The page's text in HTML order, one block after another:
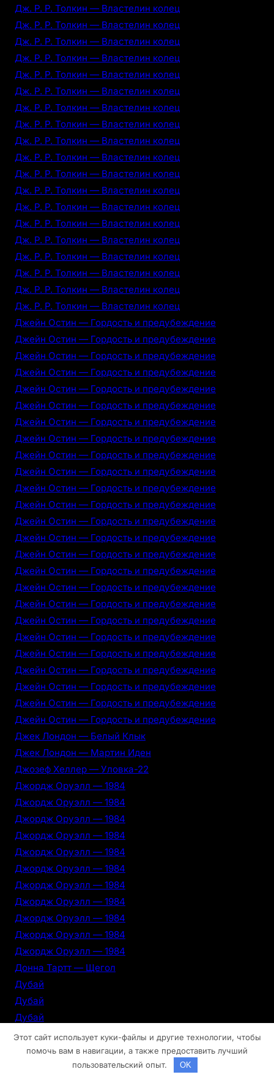
Дж. Р. Р. Толкин — Властелин колец
Дж. Р. Р. Толкин — Властелин колец
Дж. Р. Р. Толкин — Властелин колец
Дж. Р. Р. Толкин — Властелин колец
Дж. Р. Р. Толкин — Властелин колец
Дж. Р. Р. Толкин — Властелин колец
Дж. Р. Р. Толкин — Властелин колец
Дж. Р. Р. Толкин — Властелин колец
Дж. Р. Р. Толкин — Властелин колец
Дж. Р. Р. Толкин — Властелин колец
Дж. Р. Р. Толкин — Властелин колец
Дж. Р. Р. Толкин — Властелин колец
Дж. Р. Р. Толкин — Властелин колец
Дж. Р. Р. Толкин — Властелин колец
Дж. Р. Р. Толкин — Властелин колец
Дж. Р. Р. Толкин — Властелин колец
Дж. Р. Р. Толкин — Властелин колец
Дж. Р. Р. Толкин — Властелин колец
Дж. Р. Р. Толкин — Властелин колец
Джейн Остин — Гордость и предубеждение
Джейн Остин — Гордость и предубеждение
Джейн Остин — Гордость и предубеждение
Джейн Остин — Гордость и предубеждение
Джейн Остин — Гордость и предубеждение
Джейн Остин — Гордость и предубеждение
Джейн Остин — Гордость и предубеждение
Джейн Остин — Гордость и предубеждение
Джейн Остин — Гордость и предубеждение
Джейн Остин — Гордость и предубеждение
Джейн Остин — Гордость и предубеждение
Джейн Остин — Гордость и предубеждение
Джейн Остин — Гордость и предубеждение
Джейн Остин — Гордость и предубеждение
Джейн Остин — Гордость и предубеждение
Джейн Остин — Гордость и предубеждение
Джейн Остин — Гордость и предубеждение
Джейн Остин — Гордость и предубеждение
Джейн Остин — Гордость и предубеждение
Джейн Остин — Гордость и предубеждение
Джейн Остин — Гордость и предубеждение
Джейн Остин — Гордость и предубеждение
Джейн Остин — Гордость и предубеждение
Джейн Остин — Гордость и предубеждение
Джейн Остин — Гордость и предубеждение
Джек Лондон — Белый Клык
Джек Лондон — Мартин Иден
Джозеф Хеллер — Уловка-22
Джордж Оруэлл — 1984
Джордж Оруэлл — 1984
Джордж Оруэлл — 1984
Джордж Оруэлл — 1984
Джордж Оруэлл — 1984
Джордж Оруэлл — 1984
Джордж Оруэлл — 1984
Джордж Оруэлл — 1984
Джордж Оруэлл — 1984
Джордж Оруэлл — 1984
Джордж Оруэлл — 1984
Донна Тартт — Щегол
Дубай
Дубай
Дубай
Дубай
Дубай
Этот сайт использует куки-файлы и другие технологии, чтобы
помочь вам в навигации, а также предоставить лучший
пользовательский опыт.
OK